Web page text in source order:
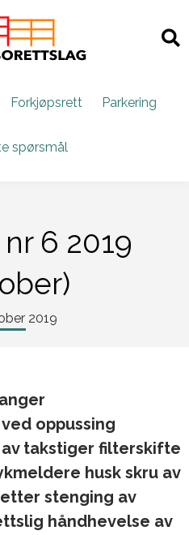
Forkjøpsrett Parkering
spørsmål
6 2019
2019
oppussing
takstiger filterskifte
husk skru av
stenging av
håndhevelse av